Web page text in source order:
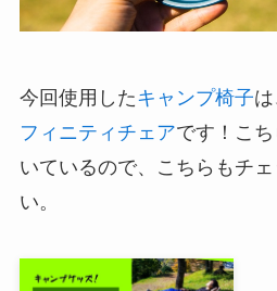
今回使用したキャンプ椅子
フィニティチェアです！こ
いているので、こちらもチ
い。